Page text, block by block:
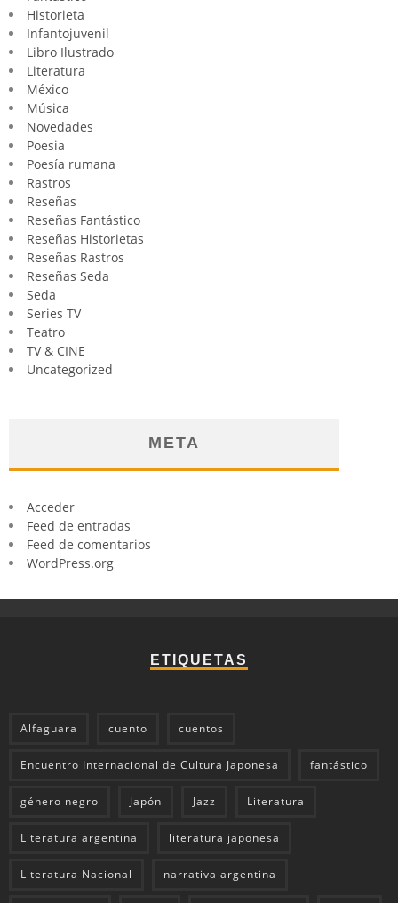
Historieta
Infantojuvenil
Libro Ilustrado
Literatura
México
Música
Novedades
Poesia
Poesía rumana
Rastros
Reseñas
Reseñas Fantástico
Reseñas Historietas
Reseñas Rastros
Reseñas Seda
Seda
Series TV
Teatro
TV & CINE
Uncategorized
META
Acceder
Feed de entradas
Feed de comentarios
WordPress.org
ETIQUETAS
Alfaguara cuento cuentos
Encuentro Internacional de Cultura Japonesa fantástico
género negro Japón Jazz Literatura
Literatura argentina literatura japonesa
Literatura Nacional narrativa argentina